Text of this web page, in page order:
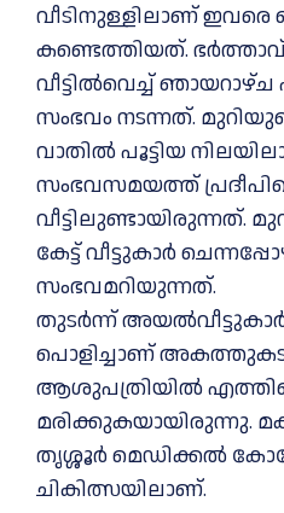
വീടിനുള്ളിലാണ് ഇവരെ
കണ്ടെത്തിയത്. ഭര്‍ത്താവ്
വീട്ടില്‍വെച്ച്
സംഭവം നടന്നത്.
വാതില്‍ പൂട്ടിയ
സംഭവസമയത്ത്
വീട്ടിലുണ്ടായിരുന്നത്.
കേട്ട് വീട്ടുകാര്‍
സംഭവമറിയുന്നത്.
തുടര്‍ന്ന്
പൊളിച്ചാണ്
ആശുപത്രിയില്‍
മരിക്കുകയായിരുന്നു.
തൃശ്ശൂര്‍ മെഡിക്കല്‍
ചികിത്സയിലാണ്.